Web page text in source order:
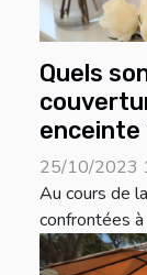
Quels
enceinte
25/10/2023
Au cours de
confrontées à